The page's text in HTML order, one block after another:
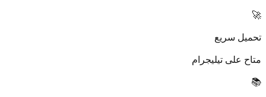
🚀
تحميل سريع
متاح على تيليجرام
📚